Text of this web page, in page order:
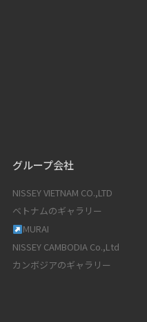
グループ会社
NISSEY VIETNAM CO.,LTD
ベトナムのギャラリー
MURAI
NISSEY CAMBODIA Co.,Ltd
カンボジアのギャラリー